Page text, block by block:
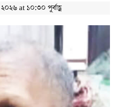
at ১০:৩০ পূর্বাহ্ণ